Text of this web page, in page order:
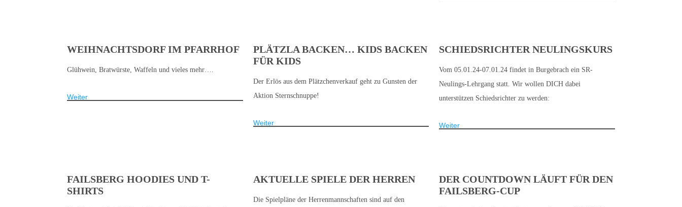
WEIHNACHTSDORF IM PFARRHOF
Glühwein, Bratwürste, Waffeln und vieles mehr….
Weiter
PLÄTZLA BACKEN… KIDS BACKEN
FÜR KIDS
Der Erlös aus dem Plätzchenverkauf geht zu Gunsten der
Aktion Sternschnuppe!
Weiter
SCHIEDSRICHTER NEULINGSKURS
Vom 05.01.24-07.01.24 findet in Burgebrach ein SR-
Neulings-Lehrgang statt. Wir wollen DICH dabei
unterstützen Schiedsrichter zu werden:
Weiter
FAILSBERG HOODIES UND T-
SHIRTS
AKTUELLE SPIELE DER HERREN
Die Spielpläne der Herrenmannschaften sind auf den
DER COUNTDOWN LÄUFT FÜR DEN
FAILSBERG-CUP